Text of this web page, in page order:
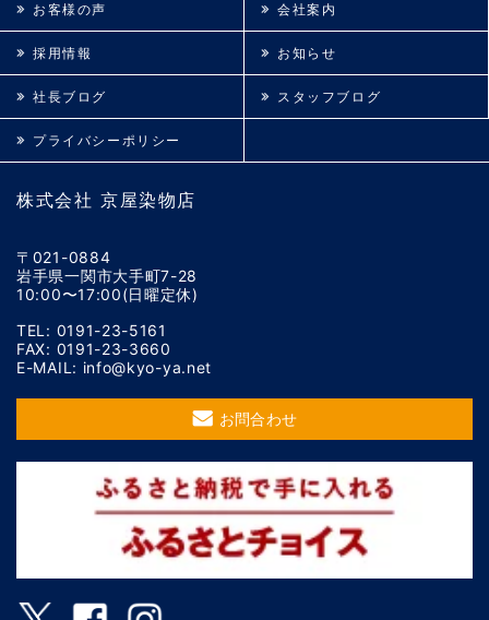
株式会社 京屋染物店
〒021-0884
岩手県一関市大手町7-28
10:00〜17:00(日曜定休)
TEL: 0191-23-5161
FAX: 0191-23-3660
E-MAIL: info@kyo-ya.net
お問合わせ
お客様の声 会社案内
採用情報 お知らせ
社長ブログ スタッフブログ
プライバシーポリシー